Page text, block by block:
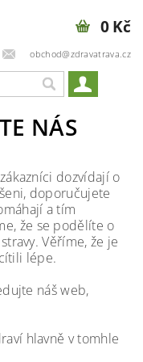
obchod@zdravatrava.cz
0 Kč
NÁS
dozvídají o
doporučujete
a tím
že se podělíte o
Věříme, že je
lépe.
náš web,
hlavně v tomhle